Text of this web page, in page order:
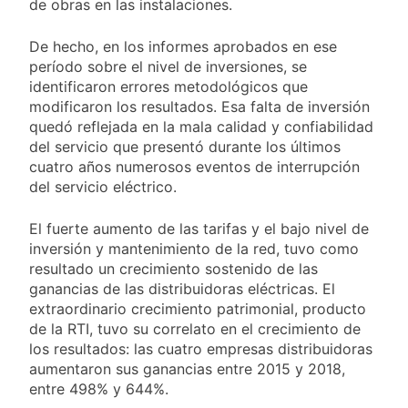
de obras en las instalaciones.
De hecho, en los informes aprobados en ese
período sobre el nivel de inversiones, se
identificaron errores metodológicos que
modificaron los resultados. Esa falta de inversión
quedó reflejada en la mala calidad y confiabilidad
del servicio que presentó durante los últimos
cuatro años numerosos eventos de interrupción
del servicio eléctrico.
El fuerte aumento de las tarifas y el bajo nivel de
inversión y mantenimiento de la red, tuvo como
resultado un crecimiento sostenido de las
ganancias de las distribuidoras eléctricas. El
extraordinario crecimiento patrimonial, producto
de la RTI, tuvo su correlato en el crecimiento de
los resultados: las cuatro empresas distribuidoras
aumentaron sus ganancias entre 2015 y 2018,
entre 498% y 644%.